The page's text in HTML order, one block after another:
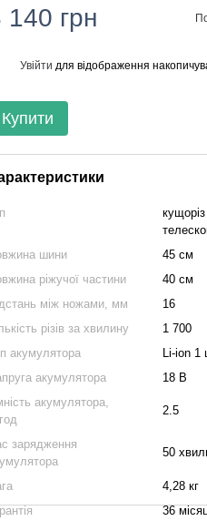
140 грн
Увійти для відображення
Купити
шини
45 см
ріжучої частини
40 см
між ножами, мм
16
різів за хвилину
1 700
акумулятора
Li-ion 1
акумулятора
18 В
акумулятора,
2.5
зарядження
50
4,28 кг
36